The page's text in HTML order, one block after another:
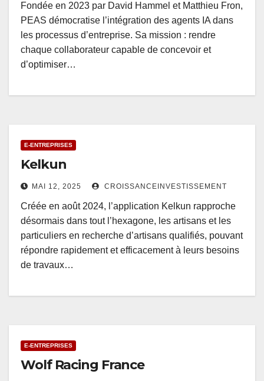
Fondée en 2023 par David Hammel et Matthieu Fron,
PEAS démocratise l’intégration des agents IA dans
les processus d’entreprise. Sa mission : rendre
chaque collaborateur capable de concevoir et
d’optimiser…
E-ENTREPRISES
Kelkun
MAI 12, 2025 CROISSANCEINVESTISSEMENT
Créée en août 2024, l’application Kelkun rapproche
désormais dans tout l’hexagone, les artisans et les
particuliers en recherche d’artisans qualifiés, pouvant
répondre rapidement et efficacement à leurs besoins
de travaux…
E-ENTREPRISES
Wolf Racing France